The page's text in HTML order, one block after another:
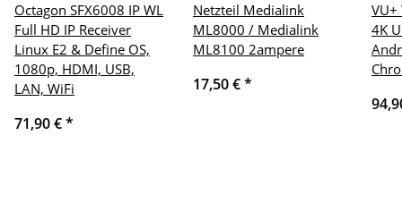
Octagon SFX6008 IP WL
Full HD IP Receiver
Linux E2 & Define OS,
1080p, HDMI, USB,
LAN, WiFi
71,90 €*
Netzteil Medialink
ML8000 / Medialink
ML8100 2ampere
17,50 €*
VU+
4K